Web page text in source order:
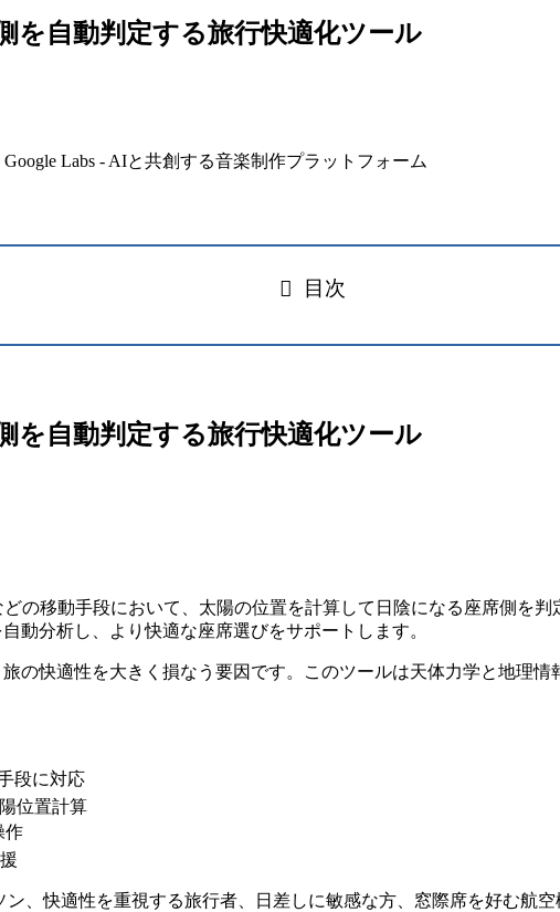
を自動判定する旅行快適化ツール
目次
を自動判定する旅行快適化ツール
の移動手段において、太陽の位置を計算して日陰になる座席側を
動分析し、より快適な座席選びをサポートします。
の快適性を大きく損なう要因です。このツールは天体力学と地理
段に対応
位置計算
作
、快適性を重視する旅行者、日差しに敏感な方、窓際席を好む航空